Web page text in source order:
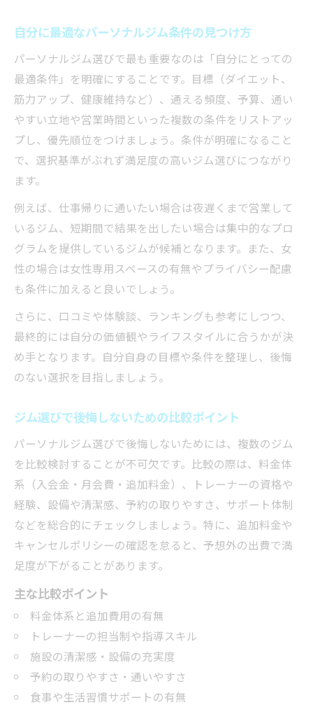
自分に最適なパーソナルジム条件の見つけ方
パーソナルジム選びで最も重要なのは「自分にとっての
最適条件」を明確にすることです。目標（ダイエット、
筋力アップ、健康維持など）、通える頻度、予算、通い
やすい立地や営業時間といった複数の条件をリストアッ
プし、優先順位をつけましょう。条件が明確になること
で、選択基準がぶれず満足度の高いジム選びにつながり
ます。
例えば、仕事帰りに通いたい場合は夜遅くまで営業して
いるジム、短期間で結果を出したい場合は集中的なプロ
グラムを提供しているジムが候補となります。また、女
性の場合は女性専用スペースの有無やプライバシー配慮
も条件に加えると良いでしょう。
さらに、口コミや体験談、ランキングも参考にしつつ、
最終的には自分の価値観やライフスタイルに合うかが決
め手となります。自分自身の目標や条件を整理し、後悔
のない選択を目指しましょう。
ジム選びで後悔しないための比較ポイント
パーソナルジム選びで後悔しないためには、複数のジム
を比較検討することが不可欠です。比較の際は、料金体
系（入会金・月会費・追加料金）、トレーナーの資格や
経験、設備や清潔感、予約の取りやすさ、サポート体制
などを総合的にチェックしましょう。特に、追加料金や
キャンセルポリシーの確認を怠ると、予想外の出費で満
足度が下がることがあります。
主な比較ポイント
料金体系と追加費用の有無
トレーナーの担当制や指導スキル
施設の清潔感・設備の充実度
予約の取りやすさ・通いやすさ
食事や生活習慣サポートの有無